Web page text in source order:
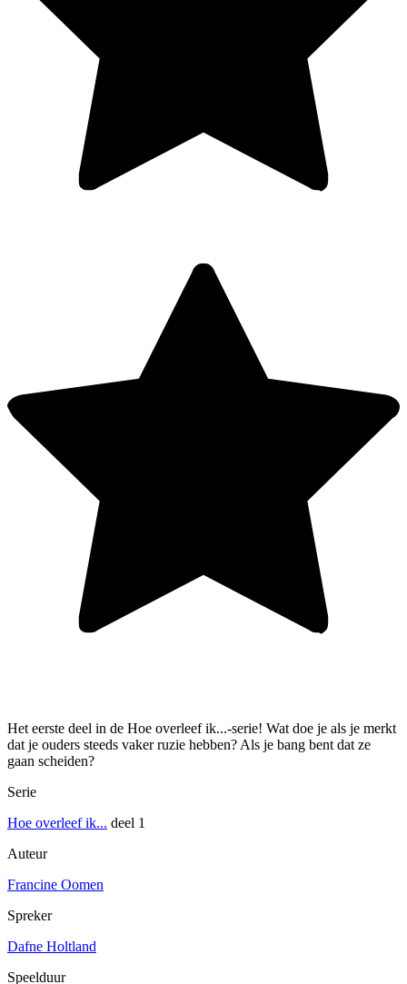
Het eerste deel in de Hoe overleef ik...-serie! Wat doe je als je merkt
dat je ouders steeds vaker ruzie hebben? Als je bang bent dat ze
gaan scheiden?
Serie
Hoe overleef ik... deel 1
Auteur
Francine Oomen
Spreker
Dafne Holtland
Speelduur